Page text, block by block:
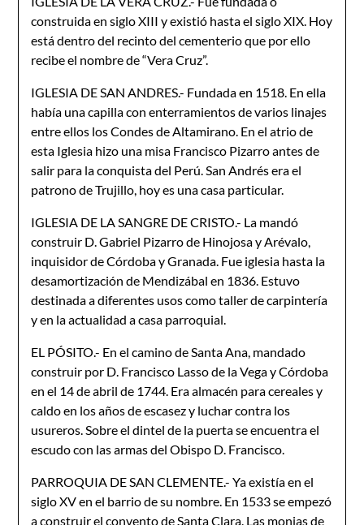
construida en siglo XIII y existió hasta el siglo XIX. Hoy
está dentro del recinto del cementerio que por ello
recibe el nombre de “Vera Cruz”.
IGLESIA DE SAN ANDRES.- Fundada en 1518. En ella
había una capilla con enterramientos de varios linajes
entre ellos los Condes de Altamirano. En el atrio de
esta Iglesia hizo una misa Francisco Pizarro antes de
salir para la conquista del Perú. San Andrés era el
patrono de Trujillo, hoy es una casa particular.
IGLESIA DE LA SANGRE DE CRISTO.- La mandó
construir D. Gabriel Pizarro de Hinojosa y Arévalo,
inquisidor de Córdoba y Granada. Fue iglesia hasta la
desamortización de Mendizábal en 1836. Estuvo
destinada a diferentes usos como taller de carpintería
y en la actualidad a casa parroquial.
EL PÓSITO.- En el camino de Santa Ana, mandado
construir por D. Francisco Lasso de la Vega y Córdoba
en el 14 de abril de 1744. Era almacén para cereales y
caldo en los años de escasez y luchar contra los
usureros. Sobre el dintel de la puerta se encuentra el
escudo con las armas del Obispo D. Francisco.
PARROQUIA DE SAN CLEMENTE.- Ya existía en el
siglo XV en el barrio de su nombre. En 1533 se empezó
a construir el convento de Santa Clara. Las monjas de